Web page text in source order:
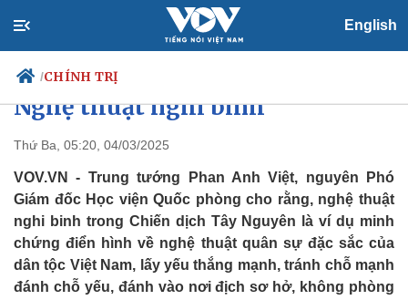
English
/CHÍNH TRỊ
Chính trị
Đảng
Tổ chức nhân sự
Quốc hội
Nhận diện sự thật
Xã hội
Tin 24h
Dự báo thời tiết
Giáo dục
Dấu ấn VOV
Việc làm
Biển đảo
Nghệ thuật quân sự đặc sắc
trong Chiến dịch Tây Nguyên:
Nghệ thuật nghi binh
Thứ Ba, 05:20, 04/03/2025
VOV.VN - Trung tướng Phan Anh Việt, nguyên Phó
Giám đốc Học viện Quốc phòng cho rằng, nghệ thuật
nghi binh trong Chiến dịch Tây Nguyên là ví dụ minh
chứng điển hình về nghệ thuật quân sự đặc sắc của
dân tộc Việt Nam, lấy yếu thắng mạnh, tránh chỗ mạnh
đánh chỗ yếu, đánh vào nơi địch sơ hở, không phòng